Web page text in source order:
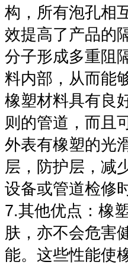
构，所有泡孔相
效提高了产品的
分子形成多重阻
料内部，从而能
橡塑材料具有良
则的管道，而且
外表有橡塑的光
层，防护层，减
设备或管道检修
7.其他优点：橡
肤，亦不会危害
能。这些性能使